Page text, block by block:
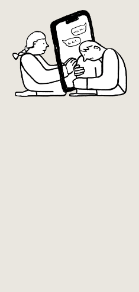
vida. Ela me
encontrou num
estado misto de
depressão e
agitação com
pensamentos